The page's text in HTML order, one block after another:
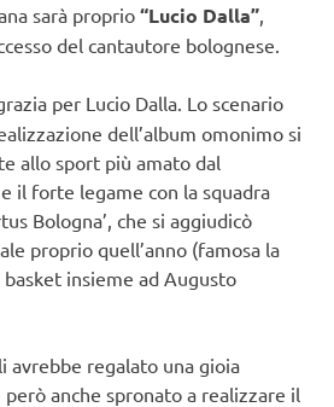
sarà proprio “Lucio Dalla”
del cantautore bolognese.
per Lucio Dalla. Lo scenario
dell’album omonimo si
allo sport più amato dal
il forte legame con la squadra
Bologna’, che si aggiudicò
proprio quell’anno (famosa la
insieme ad Augusto
avrebbe regalato una gioia
anche spronato a realizzare il